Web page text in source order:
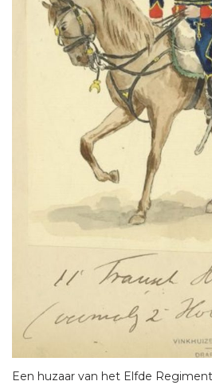
Een huzaar van het Elfde